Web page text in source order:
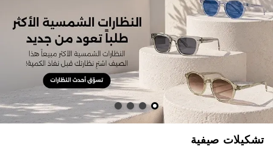
تشكيلات صيفية